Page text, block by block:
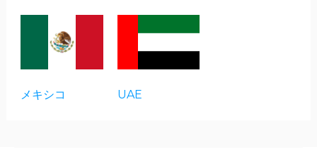
メキシコ UAE